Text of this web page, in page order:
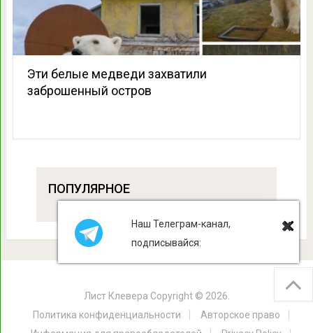
Эти белые медведи захватили
заброшенный остров
ПОПУЛЯРНОЕ
Лист Клевера Copyright © 2026.
Политика конфиденциальности
Авторское право
Наш Телеграм-канал,
подписывайся: